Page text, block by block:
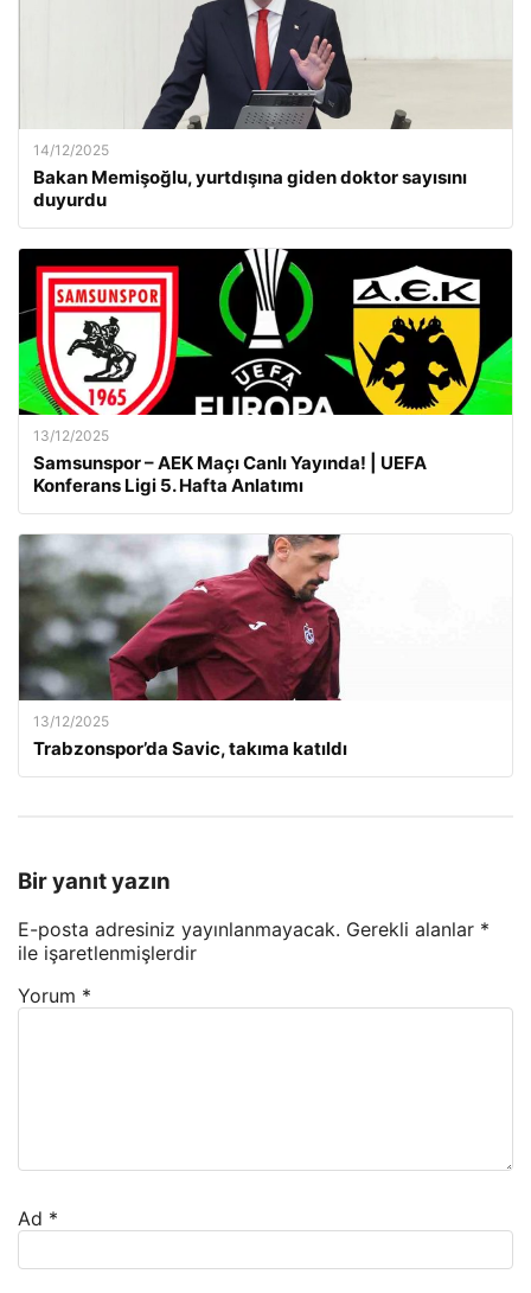
14/12/2025
Bakan Memişoğlu, yurtdışına giden doktor sayısını
duyurdu
13/12/2025
Samsunspor – AEK Maçı Canlı Yayında! | UEFA
Konferans Ligi 5. Hafta Anlatımı
13/12/2025
Trabzonspor’da Savic, takıma katıldı
Bir yanıt yazın
E-posta adresiniz yayınlanmayacak. Gerekli alanlar *
ile işaretlenmişlerdir
Yorum *
Ad *